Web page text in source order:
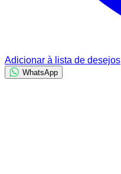
Adicionar à lista de desejos
WhatsApp